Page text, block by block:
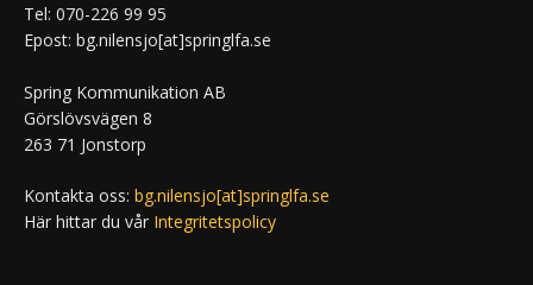
Tel: 070-226 99 95
Epost: bg.nilensjo[at]springlfa.se
Spring Kommunikation AB
Görslövsvägen 8
263 71 Jonstorp
Kontakta oss: bg.nilensjo[at]springlfa.se
Här hittar du vår Integritetspolicy